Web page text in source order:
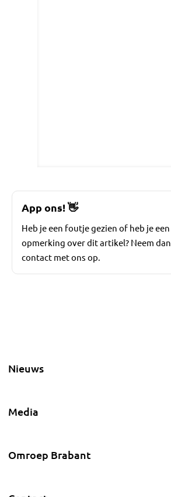
App ons!👋
Heb je een foutje gezien of heb je een
opmerking over dit artikel? Neem dan
contact met ons op.
Nieuws
Media
Omroep Brabant